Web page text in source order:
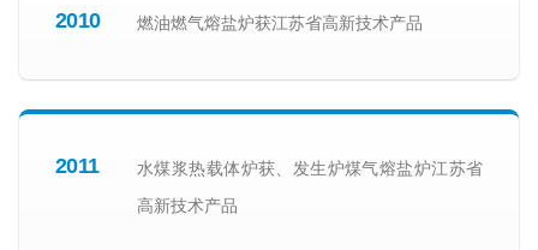
2010 燃油燃气熔盐炉获江苏省高新技术产品
2011
水煤浆热载体炉获、发生炉煤气熔盐炉江苏省
高新技术产品